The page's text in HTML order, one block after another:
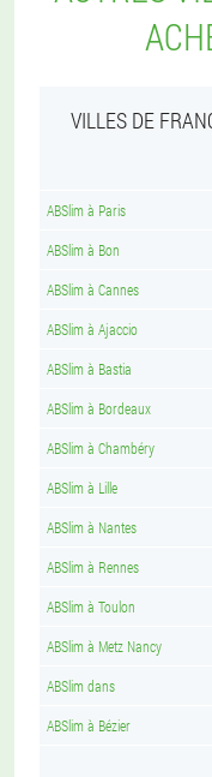
VILLES DE
ABSlim à Paris
ABSlim à Bon
ABSlim à Cannes
ABSlim à Ajaccio
ABSlim à Bastia
ABSlim à Bordeaux
ABSlim à Chambéry
ABSlim à Lille
ABSlim à Nantes
ABSlim à Rennes
ABSlim à Toulon
ABSlim à Metz Nancy
ABSlim dans
ABSlim à Bézier